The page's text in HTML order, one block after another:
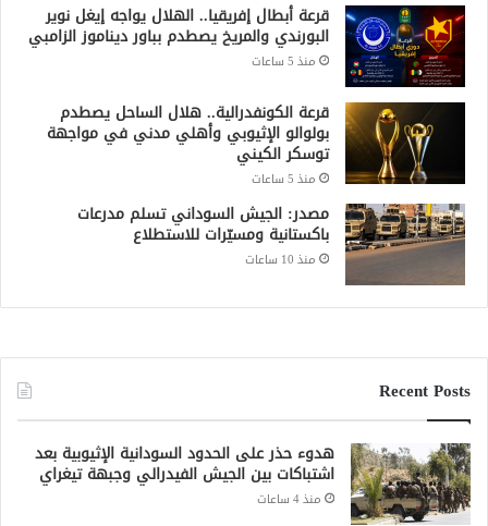
قرعة أبطال إفريقيا.. الهلال يواجه إيغل نوير
البورندي والمريخ يصطدم بباور ديناموز الزامبي
منذ 5 ساعات
قرعة الكونفدرالية.. هلال الساحل يصطدم
بولوالو الإثيوبي وأهلي مدني في مواجهة
توسكر الكيني
منذ 5 ساعات
مصدر: الجيش السوداني تسلم مدرعات
باكستانية ومسيّرات للاستطلاع
منذ 10 ساعات
Recent Posts
هدوء حذر على الحدود السودانية الإثيوبية بعد
اشتباكات بين الجيش الفيدرالي وجبهة تيغراي
منذ 4 ساعات